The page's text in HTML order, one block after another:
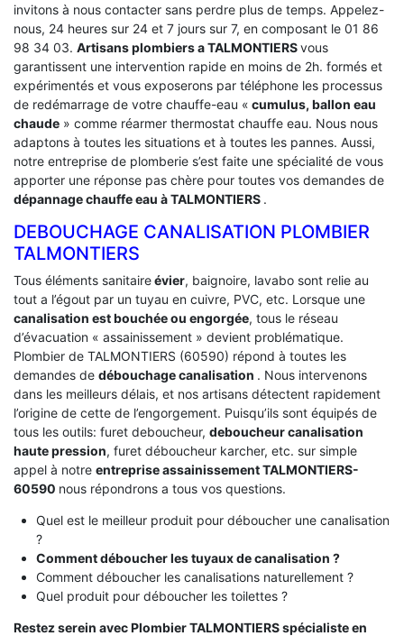
invitons à nous contacter sans perdre plus de temps. Appelez-
nous, 24 heures sur 24 et 7 jours sur 7, en composant le 01 86
98 34 03. Artisans plombiers a TALMONTIERSvous
garantissent une intervention rapide en moins de 2h. formés et
expérimentés et vous exposerons par téléphone les processus
de redémarrage de votre chauffe-eau « cumulus, ballon eau
chaude » comme réarmer thermostat chauffe eau. Nous nous
adaptons à toutes les situations et à toutes les pannes. Aussi,
notre entreprise de plomberie s’est faite une spécialité de vous
apporter une réponse pas chère pour toutes vos demandes de
dépannage chauffe eau à TALMONTIERS .
DEBOUCHAGE CANALISATION PLOMBIER
TALMONTIERS
Tous éléments sanitaireévier, baignoire, lavabo sont relie au
tout a l’égout par un tuyau en cuivre, PVC, etc. Lorsque une
canalisation est bouchée ou engorgée, tous le réseau
d’évacuation « assainissement » devient problématique.
Plombier de TALMONTIERS (60590) répond à toutes les
demandes de débouchage canalisation . Nous intervenons
dans les meilleurs délais, et nos artisans détectent rapidement
l’origine de cette de l’engorgement. Puisqu’ils sont équipés de
tous les outils: furet deboucheur, deboucheur canalisation
haute pression, furet déboucheur karcher, etc. sur simple
appel à notre entreprise assainissement TALMONTIERS-
60590 nous répondrons a tous vos questions.
Quel est le meilleur produit pour déboucher une canalisation
?
Comment déboucher les tuyaux de canalisation ?
Comment déboucher les canalisations naturellement ?
Quel produit pour déboucher les toilettes ?
Restez serein avec Plombier TALMONTIERS spécialiste en